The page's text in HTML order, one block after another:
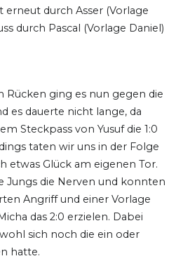
durch Asser (Vorlage
durch Pascal (Vorlage Daniel)
Rücken ging es nun gegen die
es dauerte nicht lange, da
Steckpass von Yusuf die 1:0
taten wir uns in der Folge
etwas Glück am eigenen Tor.
Jungs die Nerven und konnten
Angriff und einer Vorlage
das 2:0 erzielen. Dabei
sich noch die ein oder
hatte.